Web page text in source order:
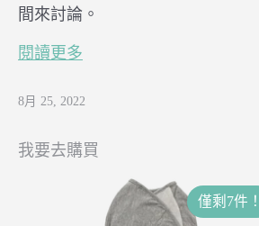
間來討論。
閱讀更多
8月 25, 2022
我要去購買
僅剩7件！